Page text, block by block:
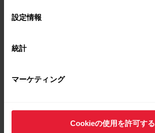
設定情報
統計
マーケティング
Cookieの使用を許可する